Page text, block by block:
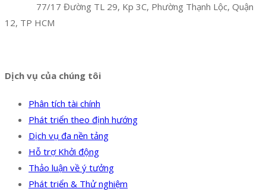
77/17 Đường TL 29, Kp 3C, Phường Thạnh Lộc, Quận
12, TP HCM
Dịch vụ của chúng tôi
Phân tích tài chính
Phát triển theo định hướng
Dịch vụ đa nền tảng
Hỗ trợ Khởi động
Thảo luận về ý tưởng
Phát triển & Thử nghiệm